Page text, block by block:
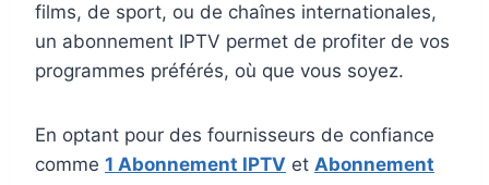
films, de sport, ou de chaînes internationales,
un abonnement IPTV permet de profiter de vos
programmes préférés, où que vous soyez.
En optant pour des fournisseurs de confiance
comme 1 Abonnement IPTV et Abonnement